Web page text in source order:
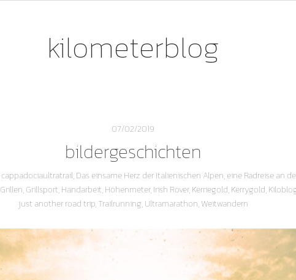
kilometerblog
07/02/2019
bildergeschichten
cappadociaultratrail,Das einsame Herz der Italienischen Alpen,eine Radreise an
Grillen,Grillsport,Handarbeit,Höhenmeter,Irish Rover,Kerriegold,Kerrygold,
just another road trip,Trailrunning,Ultramarathon,Weitwandern